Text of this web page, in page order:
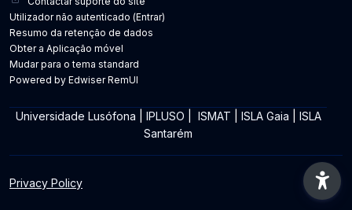
Utilizador não autenticado (Entrar)
Resumo da retenção de dados
Obter a Aplicação móvel
Mudar para o tema standard
Powered by Edwiser RemUI
Universidade Lusófona IPLUSO ISMAT ISLA Gaia
ISLA
Santarém
Privacy Policy